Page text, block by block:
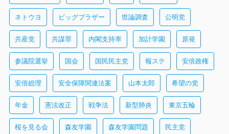
ネトウヨ ビッグブラザー 世論調査 公明党
共産党 共謀罪 内閣支持率 加計学園 原発
参議院選挙 国会 国民民主党 報ステ 安倍政権
安倍総理 安全保障関連法案 山本太郎 希望の党
年金 憲法改正 戦争法 新型肺炎 東京五輪
桜を見る会 森友学園 森友学園問題 民主党